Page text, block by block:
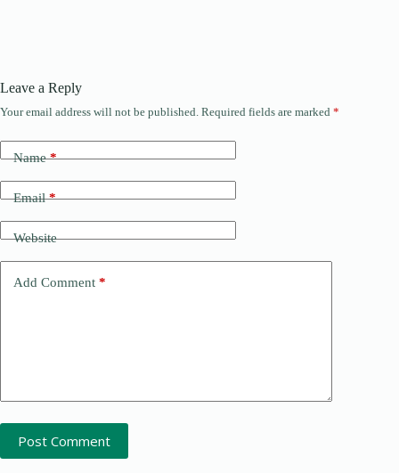
Leave a Reply
Your email address will not be published. Required fields are marked *
Name*
Email*
Website
Add Comment *
Post Comment